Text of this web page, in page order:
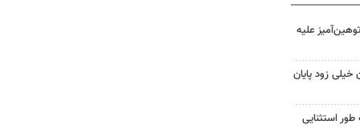
علیه
خیلی زود پایان
طور استثنایی